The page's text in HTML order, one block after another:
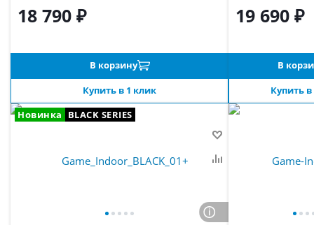
18 790 ₽
В корзину
Купить в 1 клик
19 690 ₽
В
Купить
Новинка
BLACK SERIES